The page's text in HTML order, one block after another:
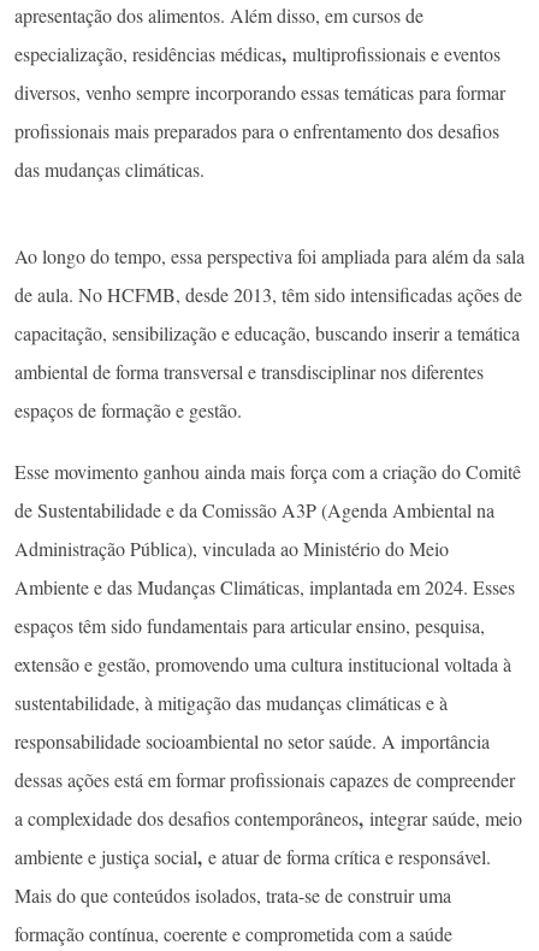
apresentação dos alimentos. Além disso, em cursos de
especialização, residências médicas, multiprofissionais e eventos
diversos, venho sempre incorporando essas temáticas para formar
profissionais mais preparados para o enfrentamento dos desafios
das mudanças climáticas.
Ao longo do tempo, essa perspectiva foi ampliada para além da sala
de aula. No HCFMB, desde 2013, têm sido intensificadas ações de
capacitação, sensibilização e educação, buscando inserir a temática
ambiental de forma transversal e transdisciplinar nos diferentes
espaços de formação e gestão.
Esse movimento ganhou ainda mais força com a criação do Comitê
de Sustentabilidade e da Comissão A3P (Agenda Ambiental na
Administração Pública), vinculada ao Ministério do Meio
Ambiente e das Mudanças Climáticas, implantada em 2024. Esses
espaços têm sido fundamentais para articular ensino, pesquisa,
extensão e gestão, promovendo uma cultura institucional voltada à
sustentabilidade, à mitigação das mudanças climáticas e à
responsabilidade socioambiental no setor saúde. A importância
dessas ações está em formar profissionais capazes de compreender
a complexidade dos desafios contemporâneos, integrar saúde, meio
ambiente e justiça social, e atuar de forma crítica e responsável.
Mais do que conteúdos isolados, trata-se de construir uma
formação contínua, coerente e comprometida com a saúde